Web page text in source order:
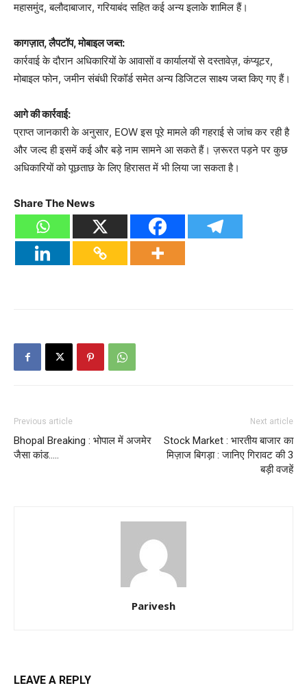
महासमुंद, बलौदाबाजार, गरियाबंद सहित कई अन्य इलाके शामिल हैं।
कागज़ात, लैपटॉप, मोबाइल जब्त:
कार्रवाई के दौरान अधिकारियों के आवासों व कार्यालयों से दस्तावेज़, कंप्यूटर,
मोबाइल फोन, जमीन संबंधी रिकॉर्ड समेत अन्य डिजिटल साक्ष्य जब्त किए गए हैं।
आगे की कार्रवाई:
प्राप्त जानकारी के अनुसार, EOW इस पूरे मामले की गहराई से जांच कर रही है
और जल्द ही इसमें कई और बड़े नाम सामने आ सकते हैं। ज़रूरत पड़ने पर कुछ
अधिकारियों को पूछताछ के लिए हिरासत में भी लिया जा सकता है।
Share The News
Previous article
Bhopal Breaking : भोपाल में अजमेर
जैसा कांड…..
Next article
Stock Market : भारतीय बाजार का
मिज़ाज बिगड़ा : जानिए गिरावट की 3
बड़ी वजहें
Parivesh
LEAVE A REPLY